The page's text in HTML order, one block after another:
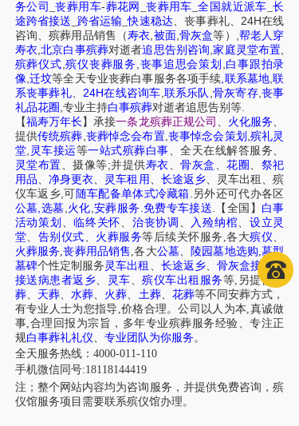
务公司
_丧葬用车-葬花网 丧葬用车 全国就近派车 长
途跨省接送 跨省运输 _快速稳达、丧事葬礼、 24H在线
咨询、殡葬用品销售 （寿衣 被面, 骨灰盒等）
帮老人穿
寿衣 ,北京白事殡葬对逝者追思告别咨询 ,家庭灵堂布置
殡葬仪式 殡仪丧葬服务 丧事追思会策划 白事跟拍录
像 迁坟等全天专业丧葬白事服务各项手续 联系墓地 ,联
系丧事葬礼、24H在线咨询车 联系乐队 骨灰寄存, 丧事
礼品花圈 专业主持白事殡葬对逝者追思告别等.
【福寿万年长 】承接一条龙殡葬正规公司 、 火化服务、
提供传统殡葬 丧葬悼念会布置, 丧事悼念会策划 殡礼灵
堂 灵车接运等一站式殡葬白事、全天在线解答服务、
灵堂布置、摄像等;并提供寿衣、骨灰盒 、花圈 、 祭祀
用品、 净身更衣、 灵车租用 、 长途返乡、 灵车出租 、殡
仪车返乡 可 随车配备单体式冷藏箱 另外还可代办各区
公墓 选墓 火化 安葬服务 免费专车接送 【全国】 白事
活动策划 、临终关怀、 治丧协调 、 入殓纳棺、 设立灵
堂、 告别仪式、 火葬服务等后续关怀服务,各大殡仪、
火葬服务,丧葬用品销售,各大公墓、 陵园墓地选购,墓型
墓碑个性定制服务 灵车出租 、 长途返乡、 骨灰盒接送、
接送病患者返乡、 灵车、殡仪车出租服务等,另提供树
葬、 天葬、水葬、 火葬、 土葬、 花葬等不同安葬方式，
有专业人士为您指导,价格合理。公司以人为本,真诚做
事,合理回报为宗旨，多年专业殡葬服务经验、专注正
规白事葬礼礼仪、 专业团队为你服务。
全天服务热线：4000-011-110
手机微信同号:18118144419
注；整个网站内容均为咨询服务，并提供免费咨询，殡
仪馆服务项目需要联系殡仪馆办理。